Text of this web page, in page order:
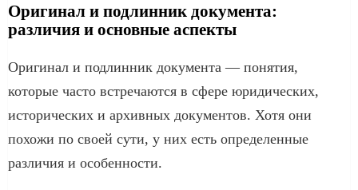
Оригинал и подлинник документа:
различия и основные аспекты
Оригинал и подлинник документа — понятия,
которые часто встречаются в сфере юридических,
исторических и архивных документов. Хотя они
похожи по своей сути, у них есть определенные
различия и особенности.